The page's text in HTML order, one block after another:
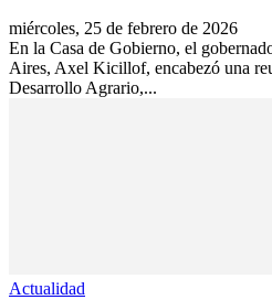
miércoles, 25 de febrero de 2026
En la Casa de Gobierno, el
Aires, Axel Kicillof, encabezó una
Desarrollo Agrario,...
Actualidad